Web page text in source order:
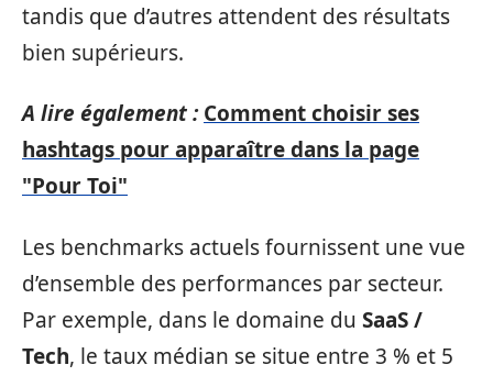
tandis que d’autres attendent des résultats
bien supérieurs.
A lire également : Comment choisir ses
hashtags pour apparaître dans la page
"Pour Toi"
Les benchmarks actuels fournissent une vue
d’ensemble des performances par secteur.
Par exemple, dans le domaine du SaaS /
Tech, le taux médian se situe entre 3 % et 5